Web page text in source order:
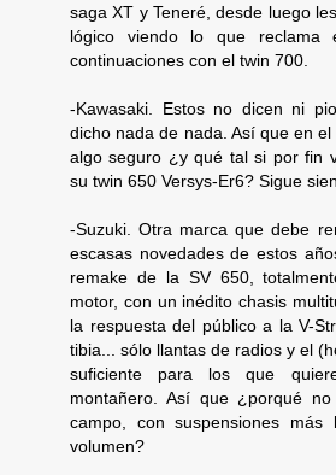
saga XT y Teneré, desde luego
lógico viendo lo que reclama
continuaciones con el twin 700.
-Kawasaki. Estos no dicen ni
dicho nada de nada. Así que en
algo seguro ¿y qué tal si por fin
su twin 650 Versys-Er6? Sigue
-Suzuki. Otra marca que debe
escasas novedades de estos
remake de la SV 650,
motor, con un inédito chasis
la respuesta del público a la V-
tibia... sólo llantas de radios y el
suficiente para los que
montañero. Así que ¿porqué
campo, con suspensiones
volumen?